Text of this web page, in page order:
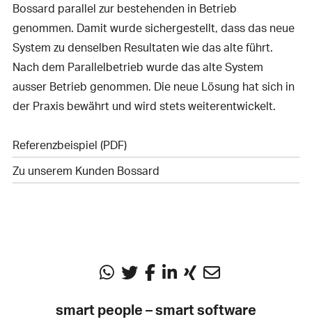
Bossard parallel zur bestehenden in Betrieb
genommen. Damit wurde sichergestellt, dass das neue
System zu denselben Resultaten wie das alte führt.
Nach dem Parallelbetrieb wurde das alte System
ausser Betrieb genommen. Die neue Lösung hat sich in
der Praxis bewährt und wird stets weiterentwickelt.
Referenzbeispiel (PDF)
Zu unserem Kunden Bossard
smart people – smart software